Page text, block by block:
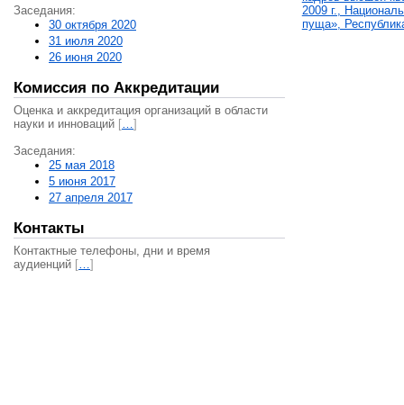
Заседания:
30 октября 2020
31 июля 2020
26 июня 2020
Комиссия по Аккредитации
Оценка и аккредитация организаций в области
науки и инноваций […]
Заседания:
25 мая 2018
5 июня 2017
27 апреля 2017
Контакты
Контактные телефоны, дни и время
аудиенций […]
2009 г.,
пуща»,